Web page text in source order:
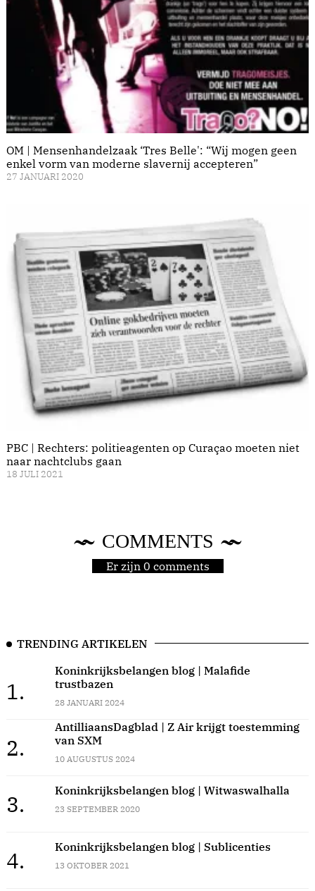
OM | Mensenhandelzaak ‘Tres Belle': “Wij mogen geen
enkel vorm van moderne slavernij accepteren”
27 JANUARI 2020
PBC | Rechters: politieagenten op Curaçao moeten niet
naar nachtclubs gaan
18 JULI 2021
COMMENTS
Er zijn 0 comments
TRENDING ARTIKELEN
1.
Koninkrijksbelangen blog | Malafide
trustbazen
28 JANUARI 2024
2.
AntilliaansDagblad | Z Air krijgt toestemming
van SXM
10 AUGUSTUS 2024
3.
Koninkrijksbelangen blog | Witwaswalhalla
23 SEPTEMBER 2020
4.
Koninkrijksbelangen blog | Sublicenties
13 OKTOBER 2021